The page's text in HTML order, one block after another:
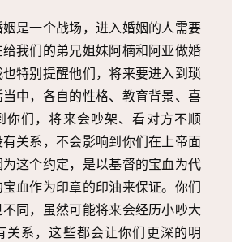
注册
是一个战场，进入婚姻的人需要
我们的弟兄姐妹阿楠和阿亚做婚
特别提醒他们，将来要进入到琐
中，各自的性格、教育背景、喜
你们，将来会吵架、看对方不顺
关系，不会影响到你们在上帝面
这个约定，是以基督的宝血为代
血作为印章的印油来保证。你们
同，虽然可能将来会经历小吵大
关系，这些都会让你们更深的明